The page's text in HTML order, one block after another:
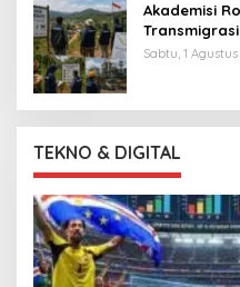
Akademisi
Transmigrasi
Sabtu, 1 Agustus
TEKNO & DIGITAL